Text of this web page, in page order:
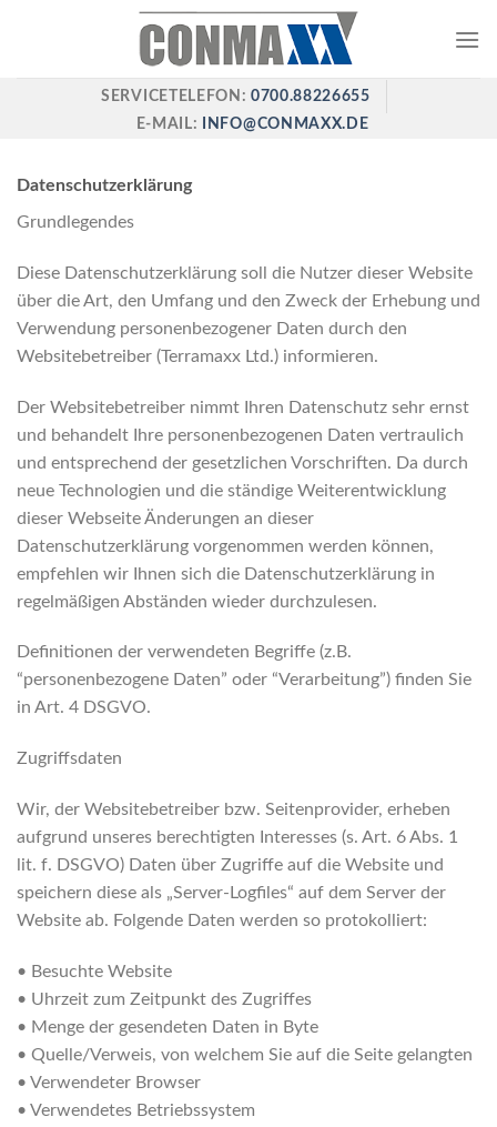
SERVICETELEFON: 0700.88226655
E-MAIL:
INFO@CONMAXX.DE
Datenschutzerklärung
Grundlegendes
Diese Datenschutzerklärung soll die Nutzer dieser Website
über die Art, den Umfang und den Zweck der Erhebung und
Verwendung personenbezogener Daten durch den
Websitebetreiber (Terramaxx Ltd.) informieren.
Der Websitebetreiber nimmt Ihren Datenschutz sehr ernst
und behandelt Ihre personenbezogenen Daten vertraulich
und entsprechend der gesetzlichen Vorschriften. Da durch
neue Technologien und die ständige Weiterentwicklung
dieser Webseite Änderungen an dieser
Datenschutzerklärung vorgenommen werden können,
empfehlen wir Ihnen sich die Datenschutzerklärung in
regelmäßigen Abständen wieder durchzulesen.
Definitionen der verwendeten Begriffe (z.B.
“personenbezogene Daten” oder “Verarbeitung”) finden Sie
in Art. 4 DSGVO.
Zugriffsdaten
Wir, der Websitebetreiber bzw. Seitenprovider, erheben
aufgrund unseres berechtigten Interesses (s. Art. 6 Abs. 1
lit. f. DSGVO) Daten über Zugriffe auf die Website und
speichern diese als „Server-Logfiles“ auf dem Server der
Website ab. Folgende Daten werden so protokolliert:
• Besuchte Website
• Uhrzeit zum Zeitpunkt des Zugriffes
• Menge der gesendeten Daten in Byte
• Quelle/Verweis, von welchem Sie auf die Seite gelangten
• Verwendeter Browser
• Verwendetes Betriebssystem